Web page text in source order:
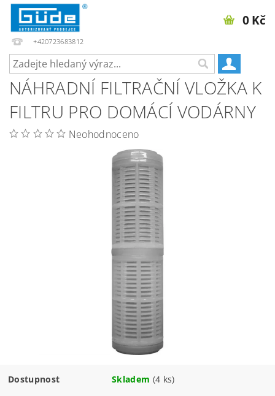
+420723683812
0 Kč
NÁHRADNÍ FILTRAČNÍ VLOŽKA K
FILTRU PRO DOMÁCÍ VODÁRNY
Neohodnoceno
Dostupnost Skladem (4 ks)